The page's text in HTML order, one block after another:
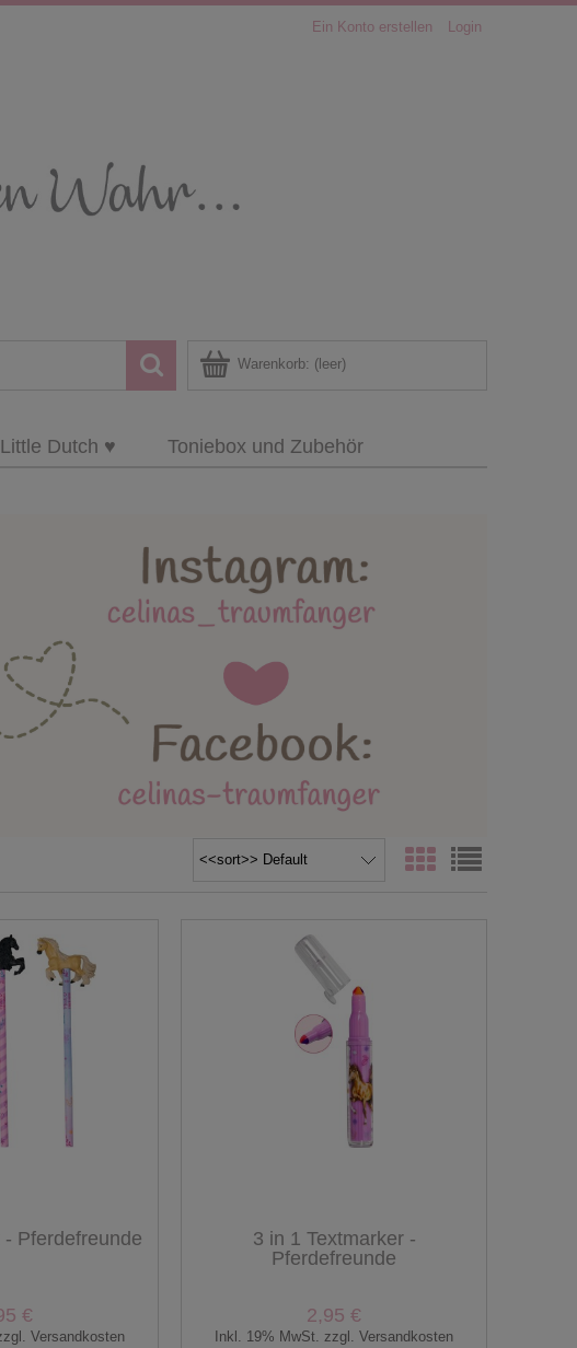
Ein Konto erstellen Login
Warenkorb: (leer)
Little Dutch ♥ Toniebox und Zubehör
Pferdefreunde
€
Versandkosten
3 in 1 Textmarker -
Pferdefreunde
2,95 €
Inkl. 19% MwSt. zzgl. Versandkosten